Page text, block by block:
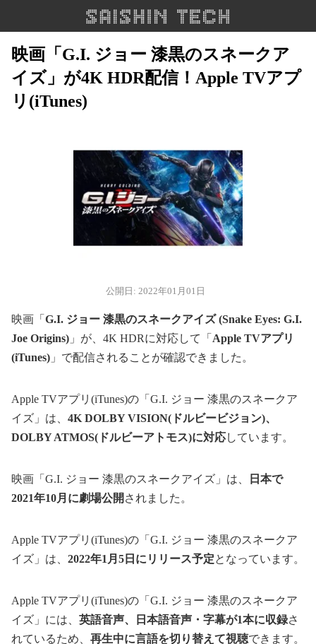
映画「G.I. ジョー 漆黒のスネークア
イズ」が4K HDR配信！Apple TVアプ
リ(iTunes)
公開日: 2022年01月01日
映画「 G.I. ジョー 漆黒のスネークアイズ (Snake Eyes: G.I.
Joe Origins) 」が、4K HDRに対応して「 Apple TVアプリ
(iTunes) 」で配信されることが確認できました。
Apple TVアプリ(iTunes)の「G.I. ジョー 漆黒のスネークア
イズ」は、 4K DOLBY VISION(ドルビービジョン)、
DOLBY ATMOS(ドルビーアトモス)に対応しています。
映画「G.I. ジョー 漆黒のスネークアイズ」は、
日本で
2021年10月に劇場公開 されました。
Apple TVアプリ(iTunes)の「G.I. ジョー 漆黒のスネークア
イズ」は、 2022年1月5日にリリース予定となっています。
Apple TVアプリ(iTunes)の「G.I. ジョー 漆黒のスネークア
イズ」には、 英語音声、日本語音声・字幕が1本に収録さ
れているため、 再生中に言語を切り替えて視聴できます。